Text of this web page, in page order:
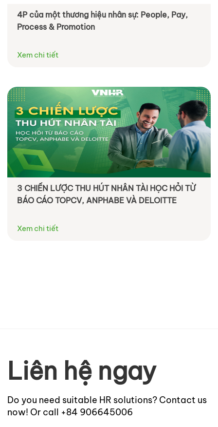
4P của một thương hiệu nhân sự: People, Pay,
Process & Promotion
Xem chi tiết
3 CHIẾN LƯỢC THU HÚT NHÂN TÀI HỌC HỎI TỪ
BÁO CÁO TOPCV, ANPHABE VÀ DELOITTE
Xem chi tiết
Liên hệ ngay
Do you need suitable HR solutions? Contact us
now! Or call +84 906645006